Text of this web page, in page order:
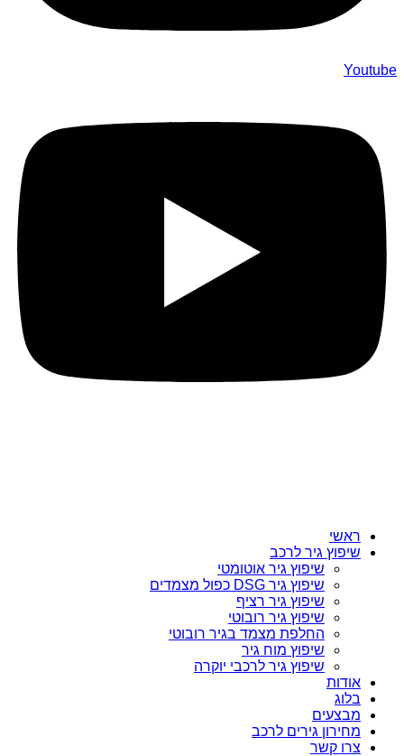
Youtube
ראשי
שיפוץ גיר לרכב
שיפוץ גיר אוטומטי
שיפוץ גיר DSG כפול מצמדים
שיפוץ גיר רציף
שיפוץ גיר רובוטי
החלפת מצמד בגיר רובוטי
שיפוץ מוח גיר
שיפוץ גיר לרכבי יוקרה
אודות
בלוג
מבצעים
מחירון גירים לרכב
צרו קשר